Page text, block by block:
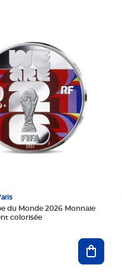
du Monde 2026 Monnaie
colorisée